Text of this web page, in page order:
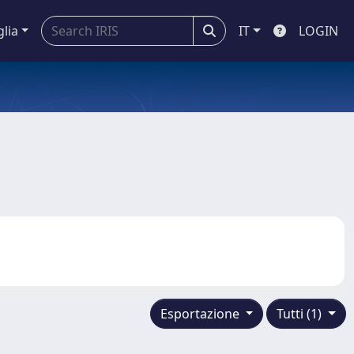
IT LOGIN
Tutti (1)
Esportazione